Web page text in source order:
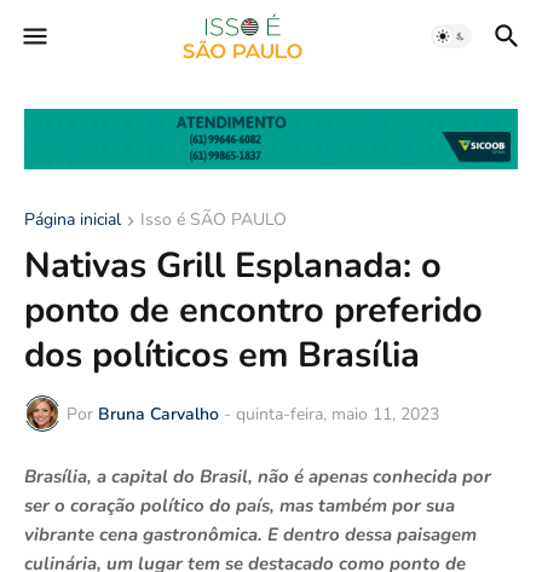
Página inicial Isso é SÃO PAULO
Nativas Grill Esplanada: o
ponto de encontro preferido
dos políticos em Brasília
Por Bruna Carvalho - quinta-feira, maio 11, 2023
Brasília, a capital do Brasil, não é apenas conhecida por
ser o coração político do país, mas também por sua
vibrante cena gastronômica. E dentro dessa paisagem
culinária, um lugar tem se destacado como ponto de